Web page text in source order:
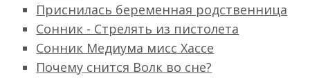
Приснилась беременная родственница
Сонник - Стрелять из пистолета
Сонник Медиума мисс Хассе
Почему снится Волк во сне?